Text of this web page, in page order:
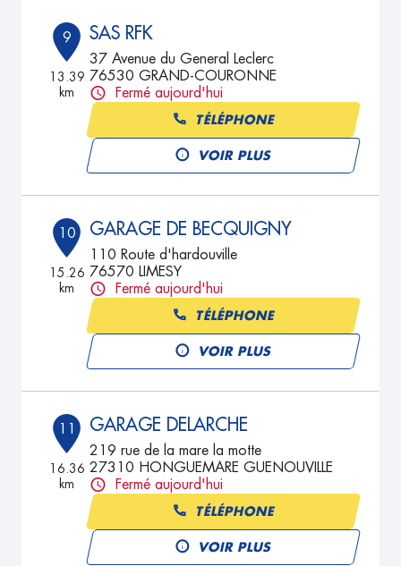
9
13.39
km
SAS RFK
37 Avenue du General Leclerc
76530 GRAND-COURONNE
Fermé aujourd'hui
TÉLÉPHONE
VOIR PLUS
10
15.26
km
GARAGE DE BECQUIGNY
110 Route d'hardouville
76570 LIMESY
Fermé aujourd'hui
TÉLÉPHONE
VOIR PLUS
11
16.36
km
GARAGE DELARCHE
219 rue de la mare la motte
27310 HONGUEMARE GUENOUVILLE
Fermé aujourd'hui
TÉLÉPHONE
VOIR PLUS